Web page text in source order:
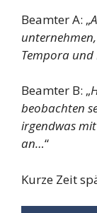
Beamter A: „
Tempora und
Beamter B: „
beobachten
irgendwas
an…“
Kurze Zeit